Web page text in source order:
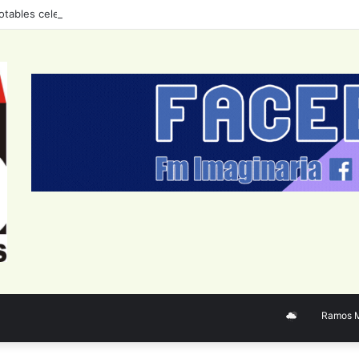
celebran el tango con un ciclo de conciertos durante agosto
Ramos